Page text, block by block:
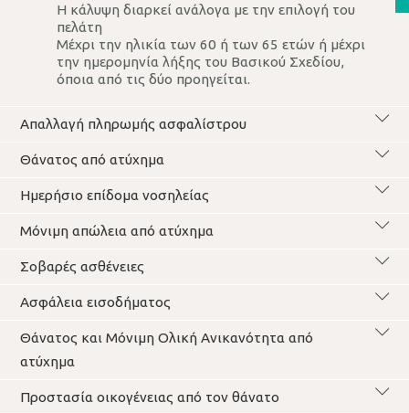
Η κάλυψη διαρκεί ανάλογα με την επιλογή του
πελάτη
Μέχρι την ηλικία των 60 ή των 65 ετών ή μέχρι
την ημερομηνία λήξης του Βασικού Σχεδίου,
όποια από τις δύο προηγείται.
Απαλλαγή πληρωμής ασφαλίστρου
Θάνατος από ατύχημα
Ημερήσιο επίδομα νοσηλείας
Μόνιμη απώλεια από ατύχημα
Σοβαρές ασθένειες
Ασφάλεια εισοδήματος
Θάνατος και Μόνιμη Ολική Ανικανότητα από
ατύχημα
Προστασία οικογένειας από τον θάνατο